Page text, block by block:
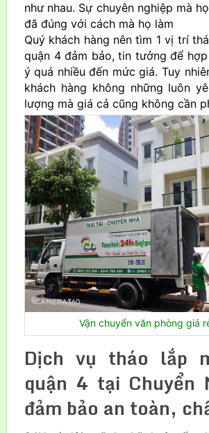
như nhau. Sự chuyên nghiệp mà
đã đúng với cách mà họ làm
Quý khách hàng nên tìm 1 vị trí
quận 4 đảm bảo, tin tưởng để
ý quá nhiều đến mức giá. Tuy
khách hàng không những luôn
lượng mà giá cả cũng không cần
Vận chuyển văn phòng giá
Dịch vụ tháo lắp
quận 4 tại Chuyển
đảm bảo an toàn,